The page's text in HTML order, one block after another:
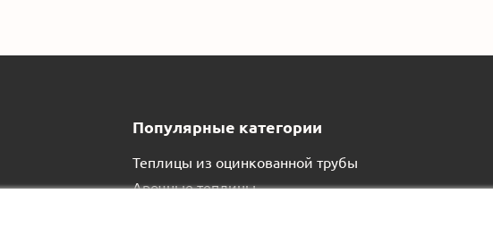
Популярные категории
Теплицы из оцинкованной трубы
Арочные теплицы